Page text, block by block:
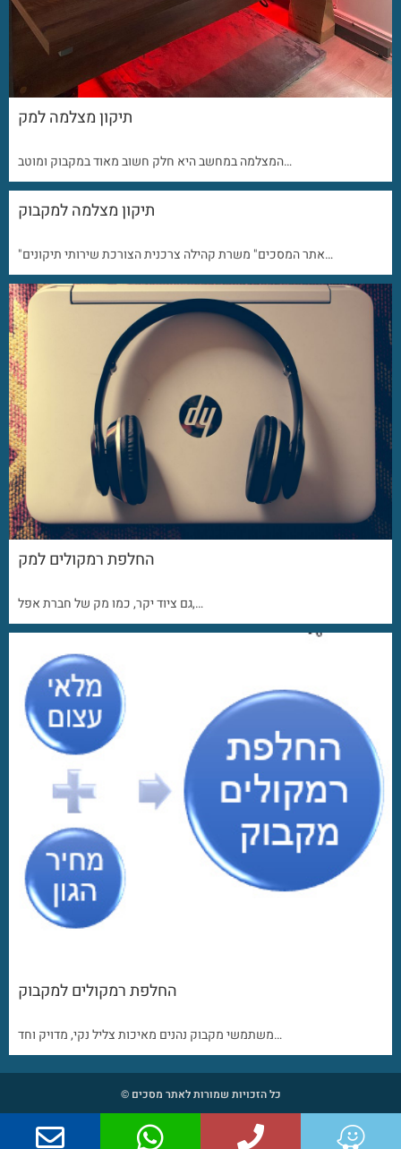
תיקון מצלמה למק
המצלמה במחשב היא חלק חשוב מאוד במקבוק ומוטב…
תיקון מצלמה למקבוק
"אתר המסכים" משרת קהילה צרכנית הצורכת שירותי תיקונים…
החלפת רמקולים למק
גם ציוד יקר, כמו מק של חברת אפל,…
החלפת רמקולים למקבוק
משתמשי מקבוק נהנים מאיכות צליל נקי, מדויק וחד…
כל הזכויות שמורות לאתר מסכים ©